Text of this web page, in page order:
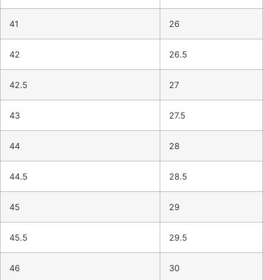
41 26
42 26.5
42.5 27
43 27.5
44 28
44.5 28.5
45 29
45.5 29.5
46 30